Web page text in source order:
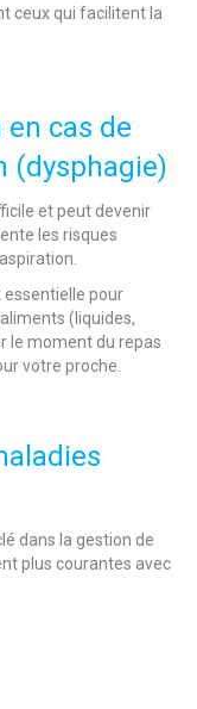
ceux qui facilitent la
en cas de
(dysphagie)
et peut devenir
les risques
essentielle pour
(liquides,
le moment du repas
votre proche.
dans la gestion de
plus courantes avec